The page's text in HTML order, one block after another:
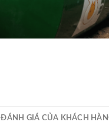
ĐÁNH GIÁ CỦA KHÁCH